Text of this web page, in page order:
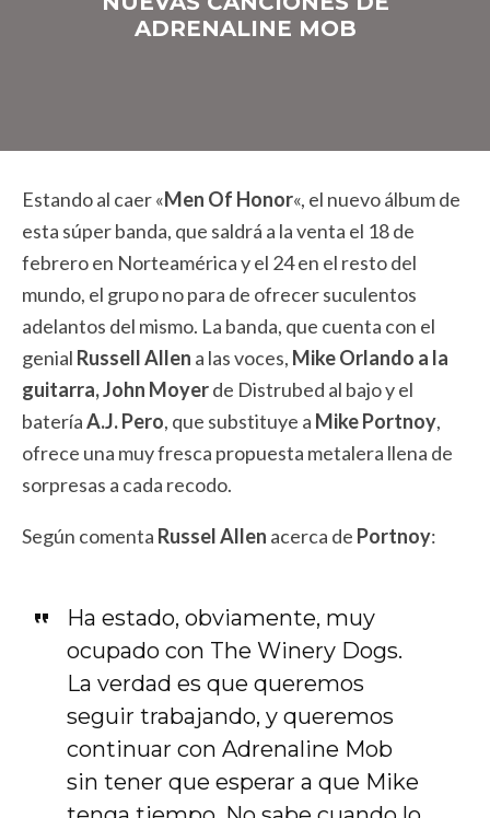
ADRENALINE MOB
Estando al caer «Men Of Honor«, el nuevo álbum de
esta súper banda, que saldrá a la venta el 18 de
febrero en Norteamérica y el 24 en el resto del
mundo, el grupo no para de ofrecer suculentos
adelantos del mismo. La banda, que cuenta con el
genial Russell Allen a las voces, Mike Orlando a la
guitarra,John Moyerde Distrubed al bajo y el
bateríaA.J. Pero, que substituye a Mike Portnoy,
ofrece una muy fresca propuesta metalera llena de
sorpresas a cada recodo.
Según comenta Russel Allen acerca de Portnoy:
Ha estado, obviamente, muy
ocupado con The Winery Dogs.
La verdad es que queremos
seguir trabajando, y queremos
continuar con Adrenaline Mob
sin tener que esperar a que Mike